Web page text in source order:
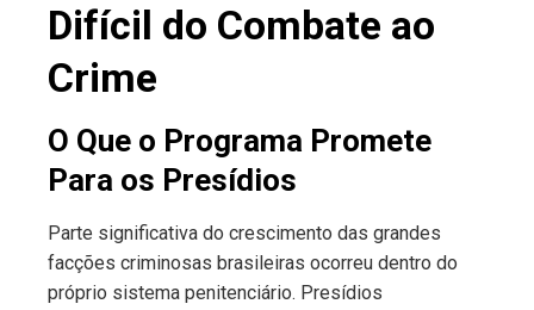
Difícil do Combate ao
Crime
O Que o Programa Promete
Para os Presídios
Parte significativa do crescimento das grandes
facções criminosas brasileiras ocorreu dentro do
próprio sistema penitenciário. Presídios